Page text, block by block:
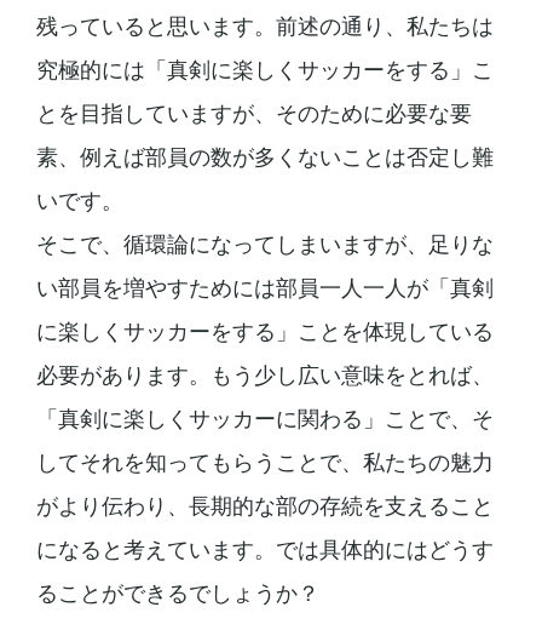
残っていると思います。前述の通り、私たちは
究極的には「真剣に楽しくサッカーをする」こ
とを目指していますが、そのために必要な要
素、例えば部員の数が多くないことは否定し難
いです。
そこで、循環論になってしまいますが、足りな
い部員を増やすためには部員一人一人が「真剣
に楽しくサッカーをする」ことを体現している
必要があります。もう少し広い意味をとれば、
「真剣に楽しくサッカーに関わる」ことで、そ
してそれを知ってもらうことで、私たちの魅力
がより伝わり、長期的な部の存続を支えること
になると考えています。では具体的にはどうす
ることができるでしょうか？